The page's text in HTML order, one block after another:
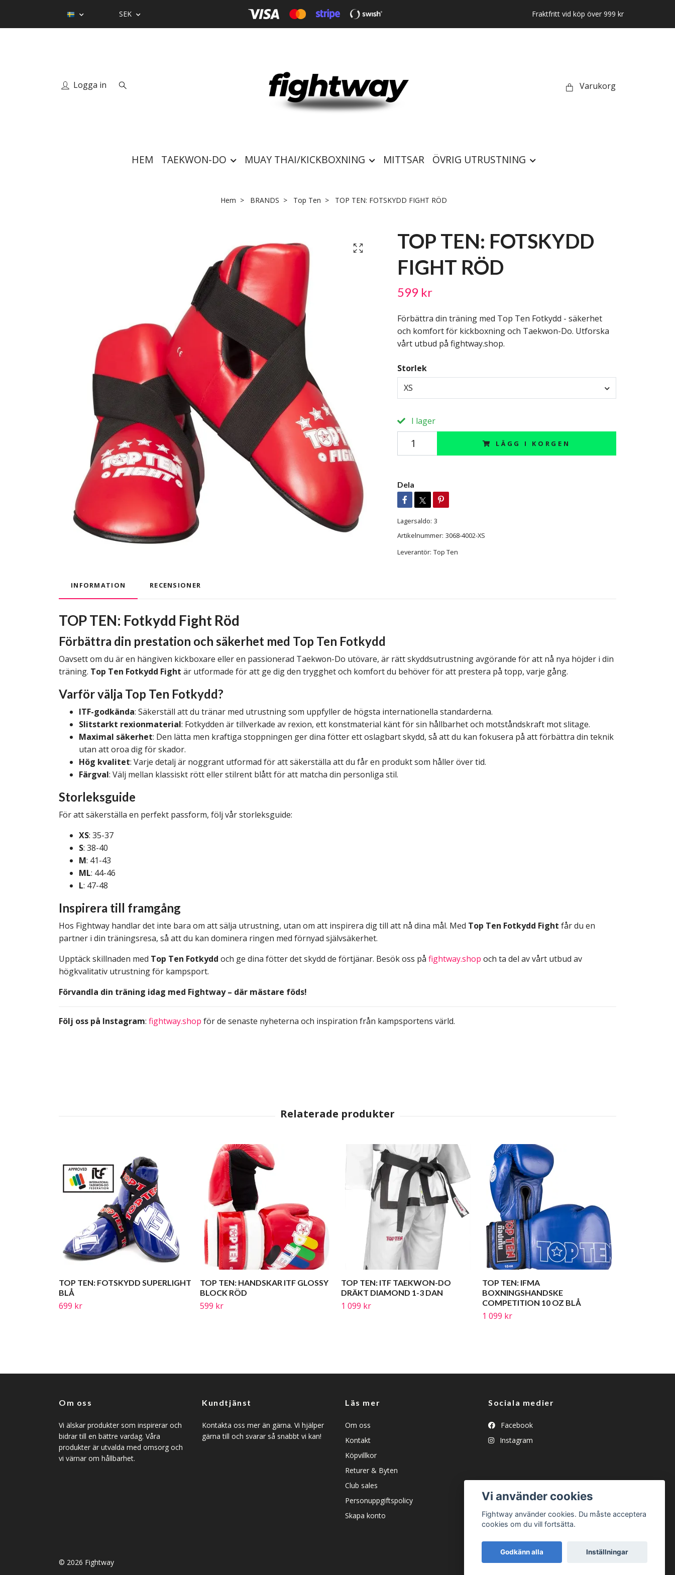
SEK Fraktfritt vid köp över 999 kr
Logga in Varukorg
HEM TAEKWON-DO MUAY THAI/KICKBOXNING MITTSAR ÖVRIG UTRUSTNING
Hem BRANDS Top Ten TOP TEN: FOTSKYDD FIGHT RÖD
TOP TEN: FOTSKYDD
FIGHT RÖD
599 kr
Förbättra din träning med Top Ten Fotkydd - säkerhet
och komfort för kickboxning och Taekwon-Do. Utforska
vårt utbud på fightway.shop.
Storlek
XS
I lager
LÄGG I KORGEN
Dela
Lagersaldo: 3
Artikelnummer: 3068-4002-XS
Leverantör: Top Ten
INFORMATION RECENSIONER
TOP TEN: Fotkydd Fight Röd
Förbättra din prestation och säkerhet med Top Ten Fotkydd
Oavsett om du är en hängiven kickboxare eller en passionerad Taekwon-Do utövare, är rätt skyddsutrustning avgörande för att nå nya höjder i din
träning. Top Ten Fotkydd Fight är utformade för att ge dig den trygghet och komfort du behöver för att prestera på topp, varje gång.
Varför välja Top Ten Fotkydd?
ITF-godkända: Säkerställ att du tränar med utrustning som uppfyller de högsta internationella standarderna.
Slitstarkt rexionmaterial: Fotkydden är tillverkade av rexion, ett konstmaterial känt för sin hållbarhet och motståndskraft mot slitage.
Maximal säkerhet: Den lätta men kraftiga stoppningen ger dina fötter ett oslagbart skydd, så att du kan fokusera på att förbättra din teknik
utan att oroa dig för skador.
Hög kvalitet: Varje detalj är noggrant utformad för att säkerställa att du får en produkt som håller över tid.
Färgval: Välj mellan klassiskt rött eller stilrent blått för att matcha din personliga stil.
Storleksguide
För att säkerställa en perfekt passform, följ vår storleksguide:
XS: 35-37
S: 38-40
M: 41-43
ML: 44-46
L: 47-48
Inspirera till framgång
Hos Fightway handlar det inte bara om att sälja utrustning, utan om att inspirera dig till att nå dina mål. Med Top Ten Fotkydd Fight får du en
partner i din träningsresa, så att du kan dominera ringen med förnyad självsäkerhet.
Upptäck skillnaden med Top Ten Fotkydd och ge dina fötter det skydd de förtjänar. Besök oss på fightway.shop och ta del av vårt utbud av
högkvalitativ utrustning för kampsport.
Förvandla din träning idag med Fightway – där mästare föds!
Följ oss på Instagram: fightway.shop för de senaste nyheterna och inspiration från kampsportens värld.
TOP TEN: FOTSKYDD SUPERLIGHT
BLÅ
699 kr
TOP TEN: HANDSKAR ITF GLOSSY
BLOCK RÖD
599 kr
TOP TEN: ITF TAEKWON-DO
DRÄKT DIAMOND 1-3 DAN
1 099 kr
TOP TEN: IFMA
BOXNINGSHANDSKE
COMPETITION 10 OZ BLÅ
1 099 kr
Om oss
Vi älskar produkter som inspirerar och
bidrar till en bättre vardag. Våra
produkter är utvalda med omsorg och
vi värnar om hållbarhet.
Kundtjänst
Kontakta oss mer än gärna. Vi hjälper
gärna till och svarar så snabbt vi kan!
Läs mer
Om oss
Kontakt
Köpvillkor
Returer & Byten
Club sales
Personuppgiftspolicy
Skapa konto
Sociala medier
Facebook
Instagram
© 2026 Fightway
Vi använder cookies
Fightway använder cookies. Du måste acceptera
cookies om du vill fortsätta.
Godkänn alla Inställningar